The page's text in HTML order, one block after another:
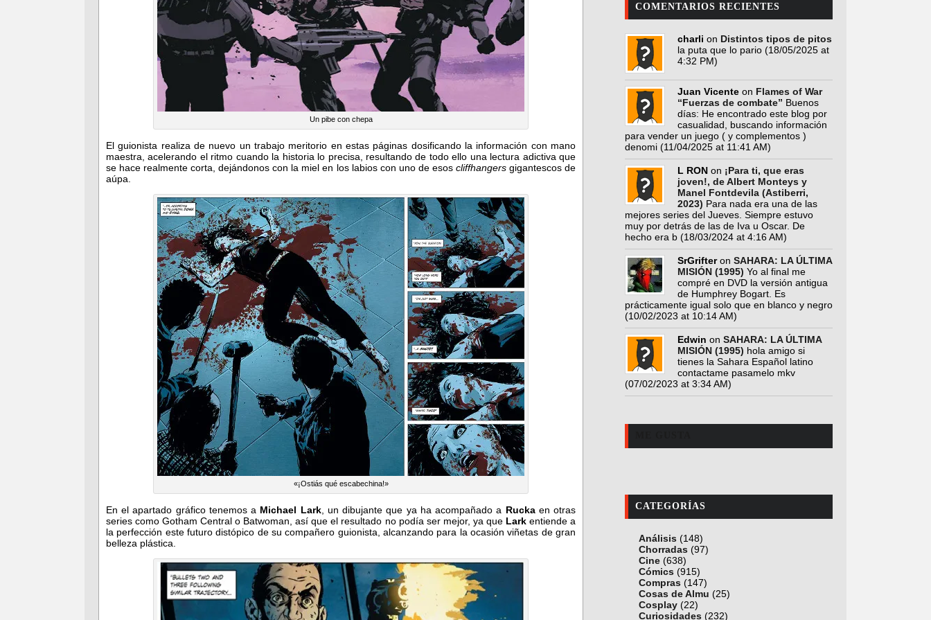
Un pibe con chepa
El guionista realiza de nuevo un trabajo meritorio en estas páginas dosificando la información con mano
maestra, acelerando el ritmo cuando la historia lo precisa, resultando de todo ello una lectura adictiva que
se hace realmente corta, dejándonos con la miel en los labios con uno de esos cliffhangersgigantescos de
aúpa.
«¡Ostiás qué escabechina!»
En el apartado gráfico tenemos a Michael Lark, un dibujante que ya ha acompañado a Rucka en otras
series como Gotham Central o Batwoman, así que el resultado no podía ser mejor, ya que Lark entiende a
la perfección este futuro distópico de su compañero guionista, alcanzando para la ocasión viñetas de gran
belleza plástica.
COMENTARIOS RECIENTES
charli on Distintos tipos de pitos
la puta que lo pario (18/05/2025 at
4:32 PM)
Juan Vicente on Flames of War
“Fuerzas de combate” Buenos
días: He encontrado este blog por
casualidad, buscando información
para vender un juego ( y complementos )
denomi (11/04/2025 at 11:41 AM)
L RON on ¡Para ti, que eras
joven!, de Albert Monteys y
Manel Fontdevila (Astiberri,
2023) Para nada era una de las
mejores series del Jueves. Siempre estuvo
muy por detrás de las de Iva u Oscar. De
hecho era b (18/03/2024 at 4:16 AM)
SrGrifteron SAHARA: LA ÚLTIMA
MISIÓN (1995) Yo al final me
compré en DVD la versión antigua
de Humphrey Bogart. Es
prácticamente igual solo que en blanco y negro
(10/02/2023 at 10:14 AM)
Edwin on SAHARA: LA ÚLTIMA
MISIÓN (1995) hola amigo si
tienes la Sahara Español latino
contactame pasamelo mkv
(07/02/2023 at 3:34 AM)
CATEGORÍAS
Análisis (148)
Chorradas (97)
Cine (638)
Cómics (915)
Compras (147)
Cosas de Almu (25)
Cosplay (22)
Curiosidades (232)